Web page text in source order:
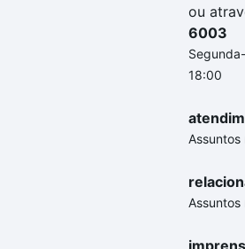
ou
6003
18:00
Assuntos
Assuntos